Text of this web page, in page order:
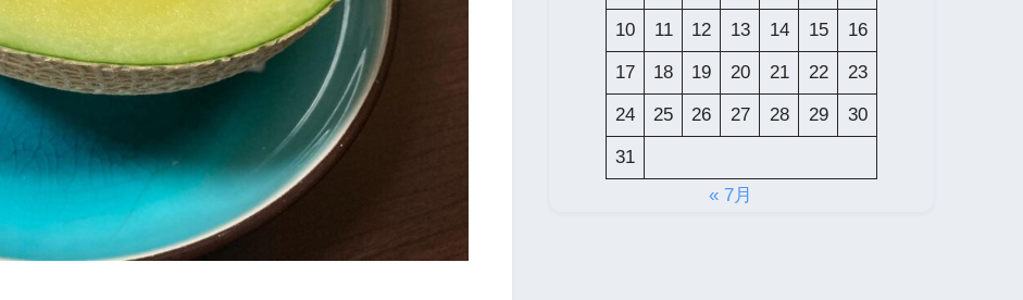
10 11 12 13 14 15 16
17 18 19 20 21 22 23
24 25 26 27 28 29 30
31
« 7月